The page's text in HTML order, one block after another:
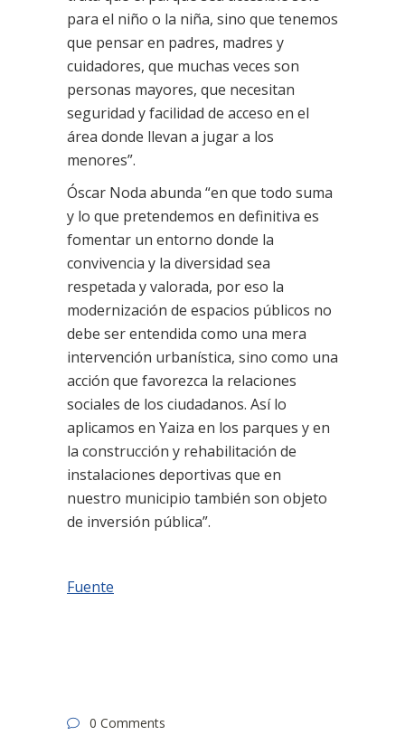
para el niño o la niña, sino que tenemos
que pensar en padres, madres y
cuidadores, que muchas veces son
personas mayores, que necesitan
seguridad y facilidad de acceso en el
área donde llevan a jugar a los
menores”.
Óscar Noda abunda “en que todo suma
y lo que pretendemos en definitiva es
fomentar un entorno donde la
convivencia y la diversidad sea
respetada y valorada, por eso la
modernización de espacios públicos no
debe ser entendida como una mera
intervención urbanística, sino como una
acción que favorezca la relaciones
sociales de los ciudadanos. Así lo
aplicamos en Yaiza en los parques y en
la construcción y rehabilitación de
instalaciones deportivas que en
nuestro municipio también son objeto
de inversión pública”.
Fuente
0 Comments